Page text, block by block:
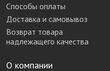
Способы оплаты
Доставка и самовывоз
Возврат товара
надлежащего качества
О компании